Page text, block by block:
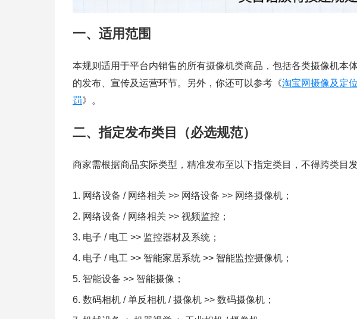
一、适用范围
本规则适用于平台内销售的所有摄像机类商品，包括各类摄像机本
的发布、宣传及运营环节。另外，你还可以参考《淘宝网摄像及定
罚》。
二、指定发布类目（必选规范）
商家需根据商品实际类型，精准发布至以下指定类目，不得跨类目发
网络设备 / 网络相关 >> 网络设备 >> 网络摄像机；
网络设备 / 网络相关 >> 视频监控；
电子 / 电工 >> 监控器材及系统；
电子 / 电工 >> 智能家居系统 >> 智能监控摄像机；
智能设备 >> 智能摄像；
数码相机 / 单反相机 / 摄像机 >> 数码摄像机；